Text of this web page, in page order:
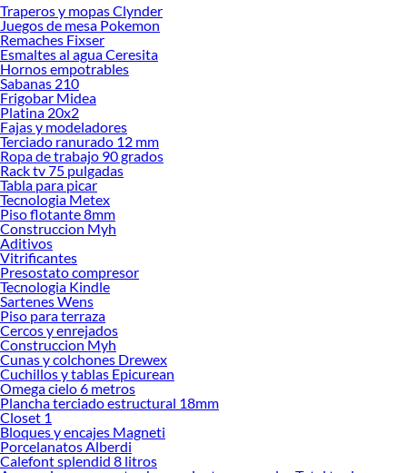
Desde remodelaciones hasta proyectos de decoración, estamos aquí para hacer
tus ideas realidad. ¡Visítanos y encuentra todo lo que tenemos para ofrecerte en
Complementos de baño!
Explora la variedad de productos de Complementos de baño en Sodimac
Herramientas, materiales y accesorios de calidad para tus proyectos y
renovación de espacios. ¡Visítanos y descubre todo lo que tenemos para
ofrecerte!
Encuentra una amplia variedad de productos de Complementos de baño en
Sodimac. Encuentra todo lo necesario para tus proyectos de renovación y
decoración. ¡Visítanos y haz tus ideas realidad!
Traperos y mopas Clynder
Juegos de mesa Pokemon
Remaches Fixser
Esmaltes al agua Ceresita
Hornos empotrables
Sabanas 210
Frigobar Midea
Platina 20x2
Fajas y modeladores
Terciado ranurado 12 mm
Ropa de trabajo 90 grados
Rack tv 75 pulgadas
Tabla para picar
Tecnologia Metex
Piso flotante 8mm
Construccion Myh
Aditivos
Vitrificantes
Presostato compresor
Tecnologia Kindle
Sartenes Wens
Piso para terraza
Cercos y enrejados
Construccion Myh
Cunas y colchones Drewex
Cuchillos y tablas Epicurean
Omega cielo 6 metros
Plancha terciado estructural 18mm
Closet 1
Bloques y encajes Magneti
Porcelanatos Alberdi
Calefont splendid 8 litros